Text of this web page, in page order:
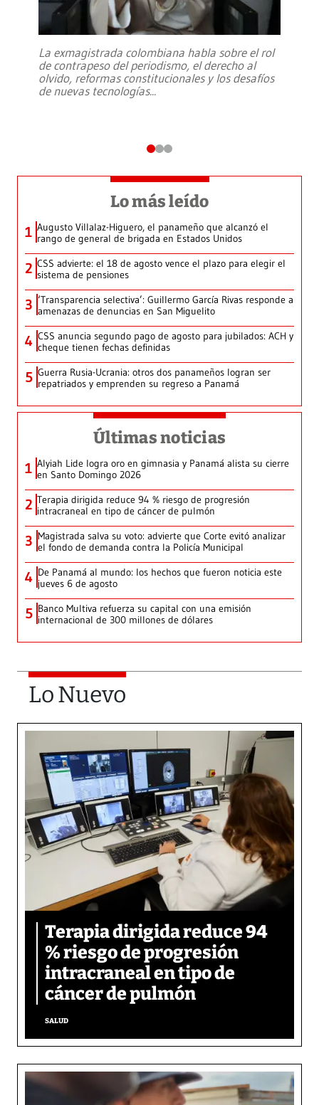
La exmagistrada colombiana habla sobre el rol
de contrapeso del periodismo, el derecho al
olvido, reformas constitucionales y los desafíos
de nuevas tecnologías...
Lo más leído
1 Augusto Villalaz-Higuero, el panameño que alcanzó el
rango de general de brigada en Estados Unidos
2 CSS advierte: el 18 de agosto vence el plazo para elegir el
sistema de pensiones
3 ‘Transparencia selectiva’: Guillermo García Rivas responde a
amenazas de denuncias en San Miguelito
4 CSS anuncia segundo pago de agosto para jubilados: ACH y
cheque tienen fechas definidas
5 Guerra Rusia-Ucrania: otros dos panameños logran ser
repatriados y emprenden su regreso a Panamá
Últimas noticias
1 Alyiah Lide logra oro en gimnasia y Panamá alista su cierre
en Santo Domingo 2026
2 Terapia dirigida reduce 94 % riesgo de progresión
intracraneal en tipo de cáncer de pulmón
3 Magistrada salva su voto: advierte que Corte evitó analizar
el fondo de demanda contra la Policía Municipal
4 De Panamá al mundo: los hechos que fueron noticia este
jueves 6 de agosto
5 Banco Multiva refuerza su capital con una emisión
internacional de 300 millones de dólares
Lo Nuevo
Terapia dirigida reduce 94
% riesgo de progresión
intracraneal en tipo de
cáncer de pulmón
SALUD